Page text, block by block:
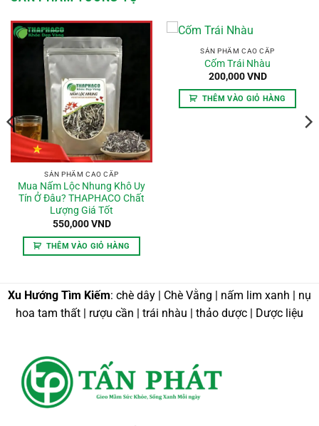
SẢN PHẨM CAO CẤP
Mua Nấm Lộc Nhung Khô Uy
Tín Ở Đâu? THAPHACO Chất
Lượng Giá Tốt
550,000VND
THÊM VÀO GIỎ HÀNG
SẢN PHẨM CAO CẤP
Cốm Trái Nhàu
200,000VND
THÊM VÀO GIỎ HÀNG
VND
Xu Hướng Tìm Kiếm: chè dây | Chè Vằng | nấm lim xanh | nụ
hoa tam thất | rượu cần | trái nhàu | thảo dược | Dược liệu